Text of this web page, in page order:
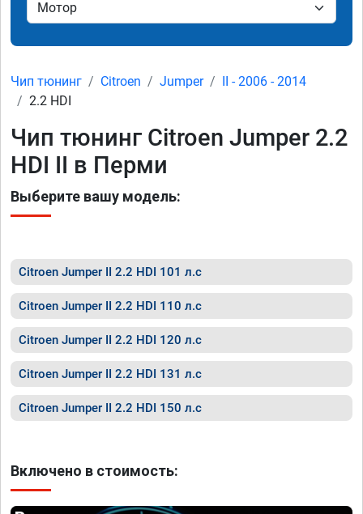
Чип тюнинг Citroen Jumper
II - 2006 - 2014
2.2 HDI
Чип тюнинг Citroen Jumper 2.2
HDI II в Перми
Выберите вашу модель:
Citroen Jumper II 2.2 HDI 101 л.с
Citroen Jumper II 2.2 HDI 110 л.с
Citroen Jumper II 2.2 HDI 120 л.с
Citroen Jumper II 2.2 HDI 131 л.с
Citroen Jumper II 2.2 HDI 150 л.с
Включено в стоимость: